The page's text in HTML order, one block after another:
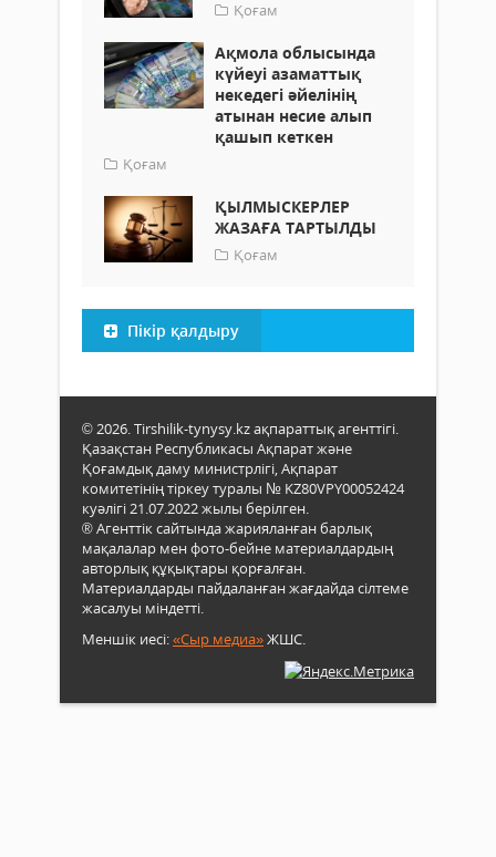
Қоғам
Ақмола облысында
күйеуі азаматтық
некедегі әйелінің
атынан несие алып
қашып кеткен
Қоғам
ҚЫЛМЫСКЕРЛЕР
ЖАЗАҒА ТАРТЫЛДЫ
Қоғам
Пікір қалдыру
© 2026. Tirshilik-tynysy.kz ақпараттық агенттігі.
Қазақстан Республикасы Ақпарат және
Қоғамдық даму министрлігі, Ақпарат
комитетінің тіркеу туралы № KZ80VPY00052424
куәлігі 21.07.2022 жылы берілген.
® Агенттік сайтында жарияланған барлық
мақалалар мен фото-бейне материалдардың
авторлық құқықтары қорғалған.
Материалдарды пайдаланған жағдайда сілтеме
жасалуы міндетті.
Меншік иесі:«Сыр медиа»ЖШС.